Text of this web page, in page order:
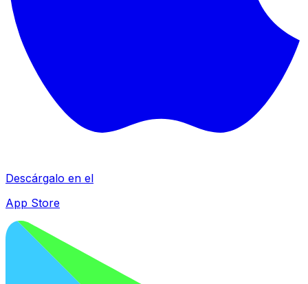
Descárgalo en el
App Store